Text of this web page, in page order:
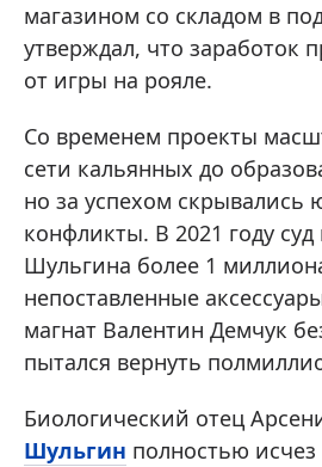
магазином со складом в
утверждал, что заработок
от игры на рояле.
Со временем проекты
сети кальянных до
но за успехом скрывались
конфликты. В 2021 году суд
Шульгина более 1
непоставленные
магнат Валентин Демчук
пытался вернуть
Биологический отец
Шульгин полностью